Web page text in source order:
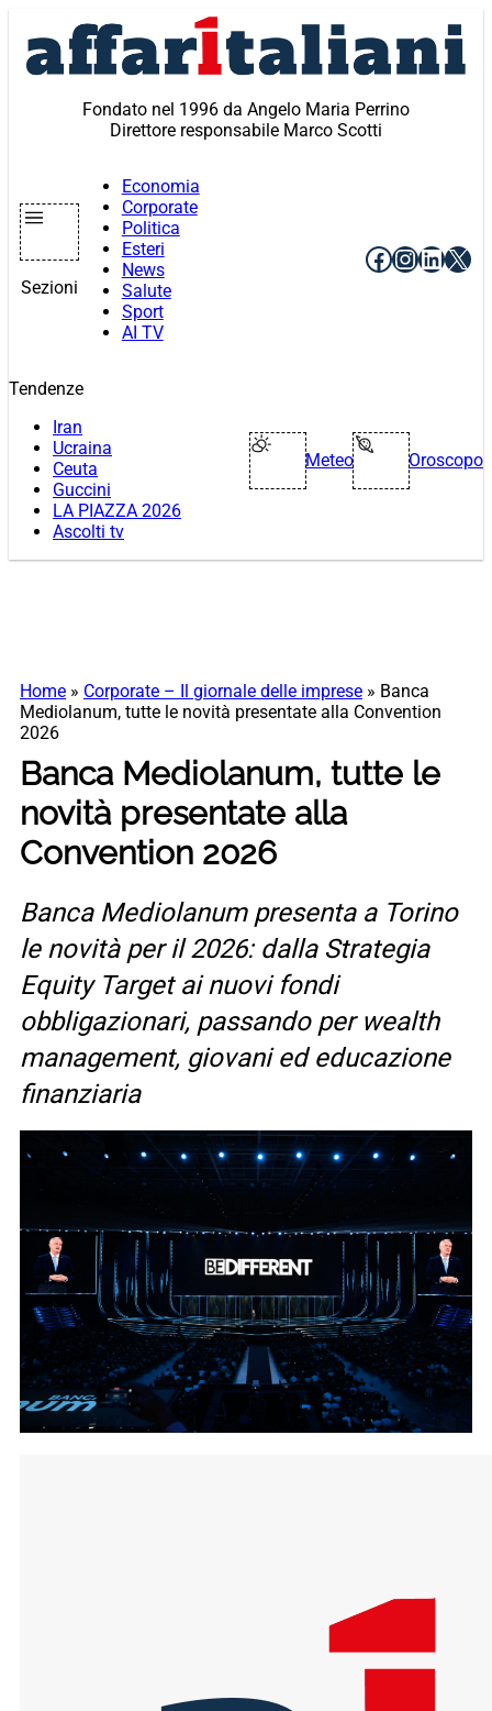
contenuto
Fondato nel 1996 da Angelo Maria Perrino
Direttore responsabile Marco Scotti
Sezioni
Economia
Corporate
Politica
Esteri
News
Salute
Sport
AI TV
Facebook
X
Tendenze
Iran
Ucraina
Ceuta
Guccini
LA PIAZZA 2026
Ascolti tv
Meteo Oroscopo
Home » Corporate – Il giornale delle imprese » Banca
Mediolanum, tutte le novità presentate alla Convention
2026
Banca Mediolanum, tutte le
novità presentate alla
Convention 2026
Banca Mediolanum presenta a Torino
le novità per il 2026: dalla Strategia
Equity Target ai nuovi fondi
obbligazionari, passando per wealth
management, giovani ed educazione
finanziaria